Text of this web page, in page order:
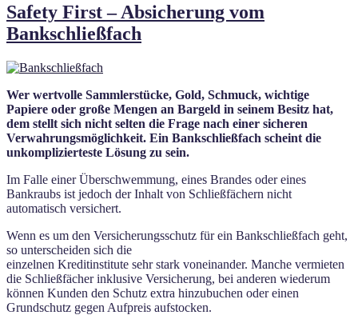
Safety First – Absicherung vom
Bankschließfach
Wer wertvolle Sammlerstücke, Gold, Schmuck, wichtige
Papiere oder große Mengen an Bargeld in seinem Besitz hat,
dem stellt sich nicht selten die Frage nach einer sicheren
Verwahrungsmöglichkeit. Ein Bankschließfach scheint die
unkomplizierteste Lösung zu sein.
Im Falle einer Überschwemmung, eines Brandes oder eines
Bankraubs ist jedoch der Inhalt von Schließfächern nicht
automatisch versichert.
Wenn es um den Versicherungsschutz für ein Bankschließfach geht,
so unterscheiden sich die
einzelnen Kreditinstitute sehr stark voneinander. Manche vermieten
die Schließfächer inklusive Versicherung, bei anderen wiederum
können Kunden den Schutz extra hinzubuchen oder einen
Grundschutz gegen Aufpreis aufstocken.